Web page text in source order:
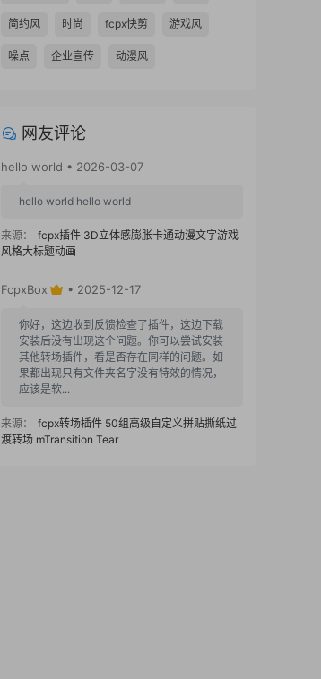
简约风 时尚 fcpx快剪 游戏风
噪点 企业宣传 动漫风
网友评论
hello world • 2026-03-07
hello world hello world
来源：
fcpx插件 3D立体感膨胀卡通动漫文字游戏
风格大标题动画
FcpxBox • 2025-12-17
你好，这边收到反馈检查了插件，这边下载
安装后没有出现这个问题。你可以尝试安装
其他转场插件，看是否存在同样的问题。如
果都出现只有文件夹名字没有特效的情况，
应该是软...
来源：
fcpx转场插件 50组高级自定义拼贴撕纸过
渡转场 mTransition Tear